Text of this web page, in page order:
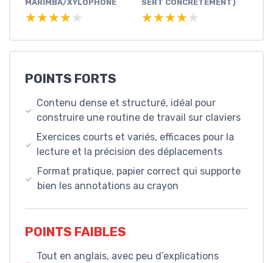
MARIMBA/XYLOPHONE
★★★★★
★★★★★
SERT CONCRÈTEMENT)
★★★★★
★★★★★
POINTS FORTS
Contenu dense et structuré, idéal pour
construire une routine de travail sur claviers
Exercices courts et variés, efficaces pour la
lecture et la précision des déplacements
Format pratique, papier correct qui supporte
bien les annotations au crayon
POINTS FAIBLES
Tout en anglais, avec peu d’explications